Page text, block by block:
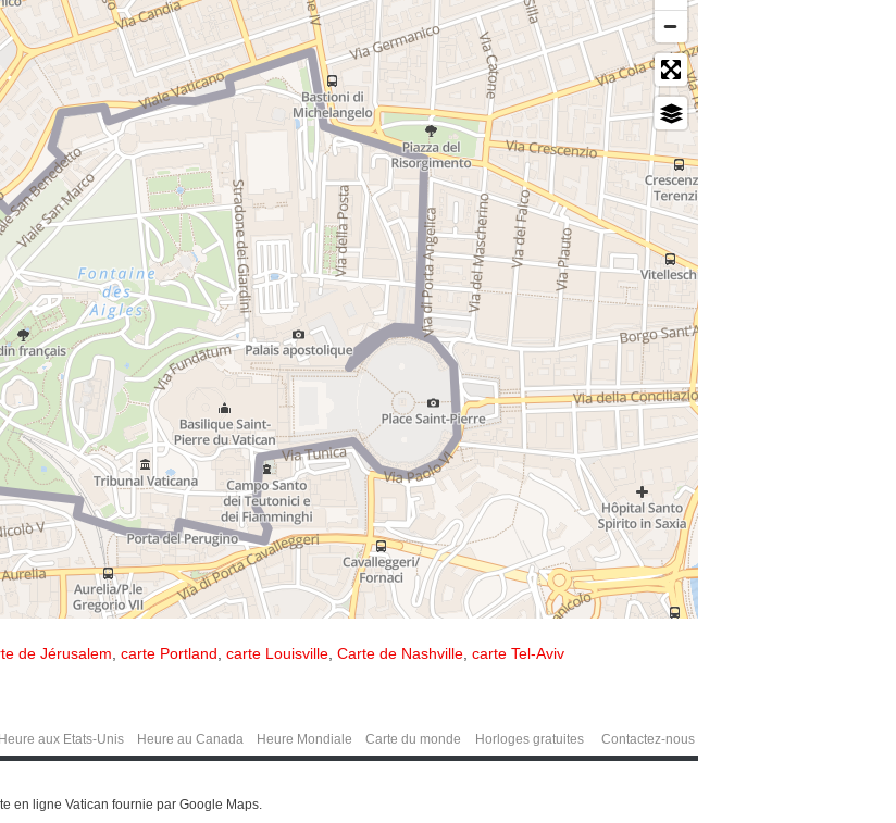
de Jérusalem carte Portland carte Louisville Carte de Nashville carte Tel-Aviv
Heure aux Etats-Unis Heure au Canada Heure Mondiale Carte du monde Horloges gratuites Contactez-nous
en ligne Vatican fournie par Google Maps.